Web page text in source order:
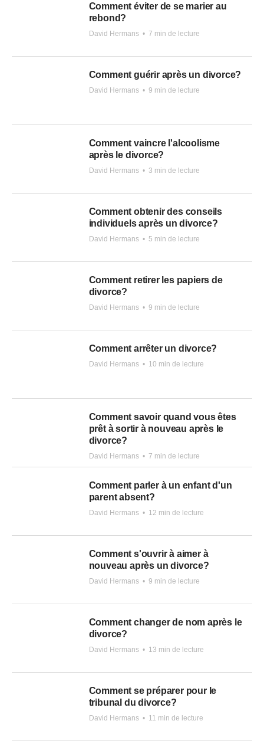
Comment éviter de se marier au
rebond?
David Hermans • 7 min de lecture
Comment guérir après un divorce?
David Hermans • 9 min de lecture
Comment vaincre l'alcoolisme
après le divorce?
David Hermans • 3 min de lecture
Comment obtenir des conseils
individuels après un divorce?
David Hermans • 5 min de lecture
Comment retirer les papiers de
divorce?
David Hermans • 9 min de lecture
Comment arrêter un divorce?
David Hermans • 10 min de lecture
Comment savoir quand vous êtes
prêt à sortir à nouveau après le
divorce?
David Hermans • 7 min de lecture
Comment parler à un enfant d'un
parent absent?
David Hermans • 12 min de lecture
Comment s'ouvrir à aimer à
nouveau après un divorce?
David Hermans • 9 min de lecture
Comment changer de nom après le
divorce?
David Hermans • 13 min de lecture
Comment se préparer pour le
tribunal du divorce?
David Hermans • 11 min de lecture